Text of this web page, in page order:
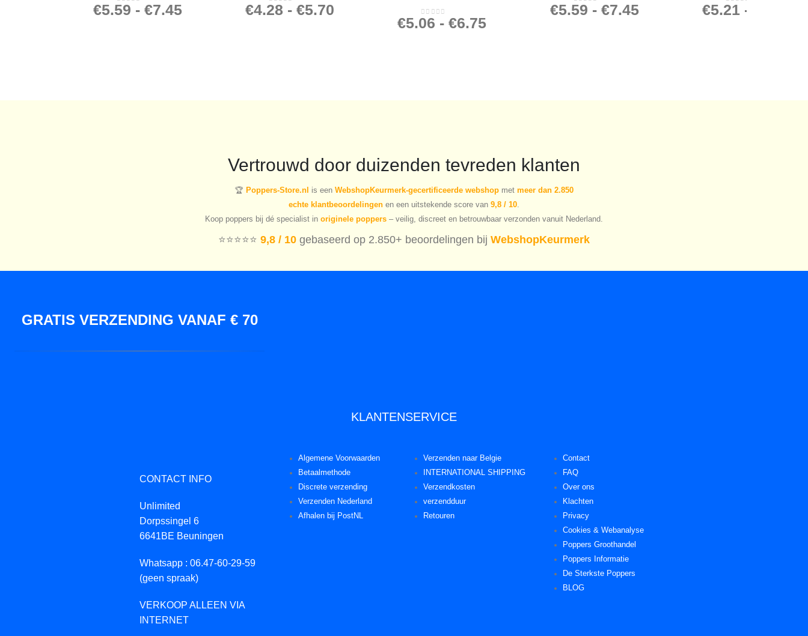
0out of 5
€5.59 - €7.45 0out of 5
€4.28 - €5.70
0out of 5
€5.06 -€6.75
0out of 5
€5.59 - €7.45 0out of 5
€5.21-
Vertrouwd door duizenden tevreden klanten
🏆 Poppers-Store.nl is een WebshopKeurmerk-gecertificeerde webshop met meer dan 2.850
echte klantbeoordelingen en een uitstekende score van 9,8 / 10
Koop poppers bij dé specialist in originele poppers – veilig, discreet en betrouwbaar verzonden vanuit Nederland.
⭐️⭐️⭐️⭐️⭐️ 9,8 / 10 gebaseerd op 2.850+ beoordelingen bij WebshopKeurmerk
GRATIS VERZENDING VANAF € 70
KLANTENSERVICE
CONTACT INFO
Unlimited
Dorpssingel 6
6641BE Beuningen
Whatsapp : 06.47-60-29-59
(geen spraak)
VERKOOP ALLEEN VIA
INTERNET
Algemene Voorwaarden
Betaalmethode
Discrete verzending
Verzenden Nederland
Afhalen bij PostNL
Verzenden naar Belgie
INTERNATIONAL SHIPPING
Verzendkosten
verzendduur
Retouren
Contact
FAQ
Over ons
Klachten
Privacy
Cookies & Webanalyse
Poppers Groothandel
Poppers Informatie
De Sterkste Poppers
BLOG